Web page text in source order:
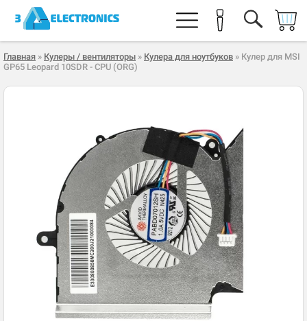
Главная » Кулеры / вентиляторы » Кулера для ноутбуков » Кулер для MSI
GP65 Leopard 10SDR - CPU (ORG)